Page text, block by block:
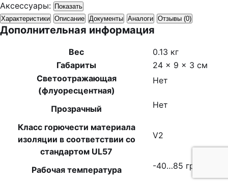
Аксессуары: Показать
Характеристики Описание Документы Аналоги Отзывы (0)
Дополнительная информация
Вес
0.13 кг
Габариты
24 × 9 × 3 см
Светоотражающая
(флуоресцентная)
Нет
Прозрачный Нет
Класс горючести материала
изоляции в соответствии со
стандартом UL57
V2
Рабочая температура -40…85 град.C